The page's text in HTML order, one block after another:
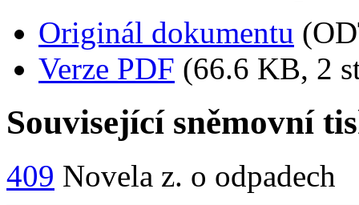
Originál dokumentu
Verze PDF (66.6 KB, 2
Související sněmovní
409 Novela z. o odpadech